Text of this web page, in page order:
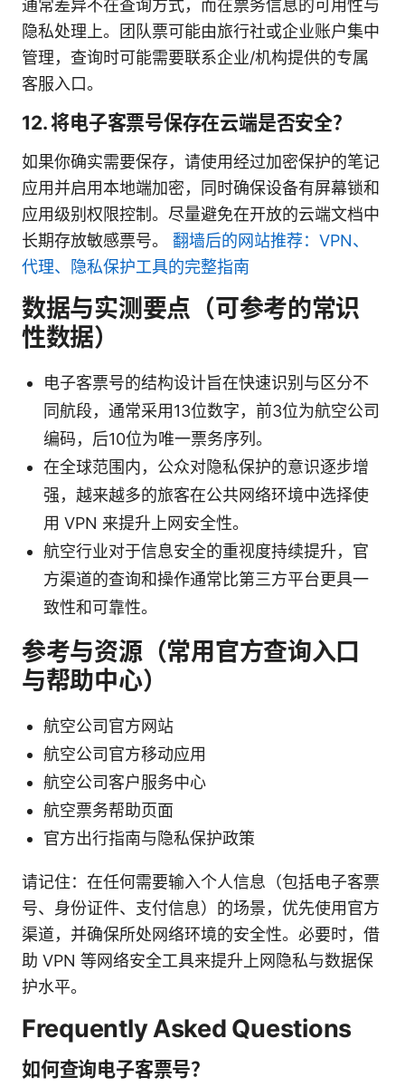
通常差异不在查询方式，而在票务信息的可用性与
隐私处理上。团队票可能由旅行社或企业账户集中
管理，查询时可能需要联系企业/机构提供的专属
客服入口。
12. 将电子客票号保存在云端是否安全？
如果你确实需要保存，请使用经过加密保护的笔记
应用并启用本地端加密，同时确保设备有屏幕锁和
应用级别权限控制。尽量避免在开放的云端文档中
长期存放敏感票号。 翻墙后的网站推荐：VPN、
代理、隐私保护工具的完整指南
数据与实测要点（可参考的常识
性数据）
电子客票号的结构设计旨在快速识别与区分不
同航段，通常采用13位数字，前3位为航空公司
编码，后10位为唯一票务序列。
在全球范围内，公众对隐私保护的意识逐步增
强，越来越多的旅客在公共网络环境中选择使
用 VPN 来提升上网安全性。
航空行业对于信息安全的重视度持续提升，官
方渠道的查询和操作通常比第三方平台更具一
致性和可靠性。
参考与资源（常用官方查询入口
与帮助中心）
航空公司官方网站
航空公司官方移动应用
航空公司客户服务中心
航空票务帮助页面
官方出行指南与隐私保护政策
请记住：在任何需要输入个人信息（包括电子客票
号、身份证件、支付信息）的场景，优先使用官方
渠道，并确保所处网络环境的安全性。必要时，借
助 VPN 等网络安全工具来提升上网隐私与数据保
护水平。
Frequently Asked Questions
如何查询电子客票号？